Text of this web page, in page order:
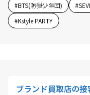
#BTS(防弾少年団) #
#Kstyle PARTY
ブランド買取店の接